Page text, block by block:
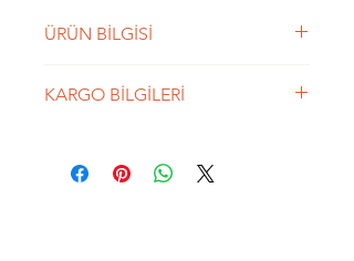
ÜRÜN BİLGİSİ
tarihlerinden günümüze ulaşan
da geçiyor. İslam öncesi Eski Türk
KARGO BİLGİLERİ
BEDAVA'dır. Aras Kargo ile